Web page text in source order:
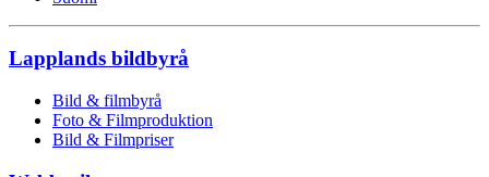
Lapplands bildbyrå
Bild & filmbyrå
Foto & Filmproduktion
Bild & Filmpriser